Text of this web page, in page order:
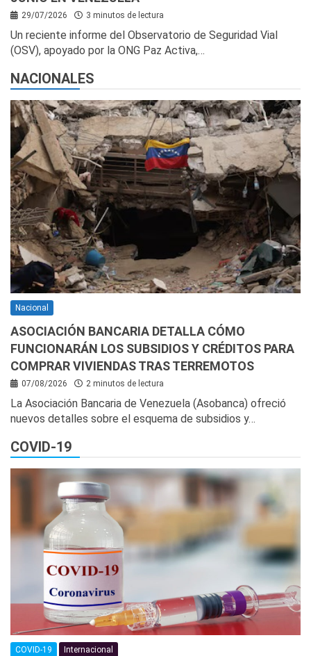
29/07/2026 3 minutos de lectura
Un reciente informe del Observatorio de Seguridad Vial
(OSV), apoyado por la ONG Paz Activa,…
NACIONALES
Nacional
ASOCIACIÓN BANCARIA DETALLA CÓMO
FUNCIONARÁN LOS SUBSIDIOS Y CRÉDITOS PARA
COMPRAR VIVIENDAS TRAS TERREMOTOS
07/08/2026 2 minutos de lectura
La Asociación Bancaria de Venezuela (Asobanca) ofreció
nuevos detalles sobre el esquema de subsidios y…
COVID-19
COVID-19 Internacional